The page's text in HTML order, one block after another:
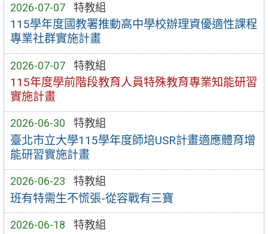
2026-07-07 特教組
115學年度國教署推動高中學校辦理資優適性課程
專業社群實施計畫
2026-07-07 特教組
115年度學前階段教育人員特殊教育專業知能研習
實施計畫
2026-06-30 特教組
臺北市立大學115學年度師培USR計畫適應體育增
能研習實施計畫
2026-06-23 特教組
班有特需生不慌張-從容戰有三寶
2026-06-18 特教組